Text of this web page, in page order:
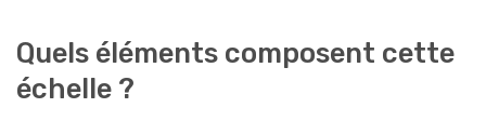
Quels éléments composent cette
échelle ?